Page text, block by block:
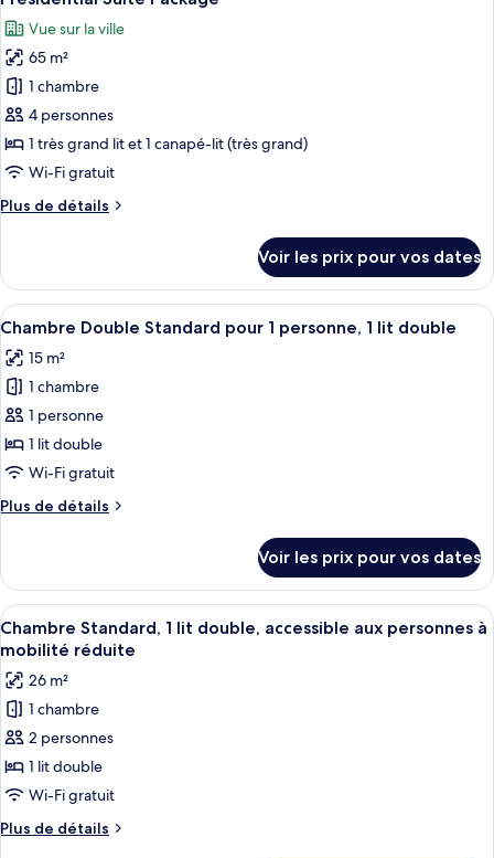
Suite
Familiale
toutes
les
photos
pour
ce
type
de
chambre :
Presidential
Vue sur la ville
65 m²
1 chambre
4 personnes
1 très grand lit et 1 canapé-lit (très grand)
Wi-Fi gratuit
Plus de détails
Plus
le
type
de
Presidential
Suite
Package
Voir les prix pour vos dates
Afficher
toutes
les
photos
pour
ce
type
chambre :
Standard
pour
1
personne,
1
lit
double
Une chambre d’hôtel avec un
11
Chambre Double Standard pour 1 personne, 1 lit double
15 m²
1 chambre
1 personne
1 lit double
Wi-Fi gratuit
Plus de détails
Plus
le
type
de
chambre
Double
Standard
pour
personne,
lit
double
Voir les prix pour vos dates
Afficher
toutes
les
photos
pour
ce
type
de
chambre :
Chambre
Une chambre d’hôtel moderne,
8
Chambre Standard, 1 lit double, accessible aux personnes à
mobilité réduite
26 m²
1 chambre
2 personnes
1 lit double
Wi-Fi gratuit
Plus de détails
Plus